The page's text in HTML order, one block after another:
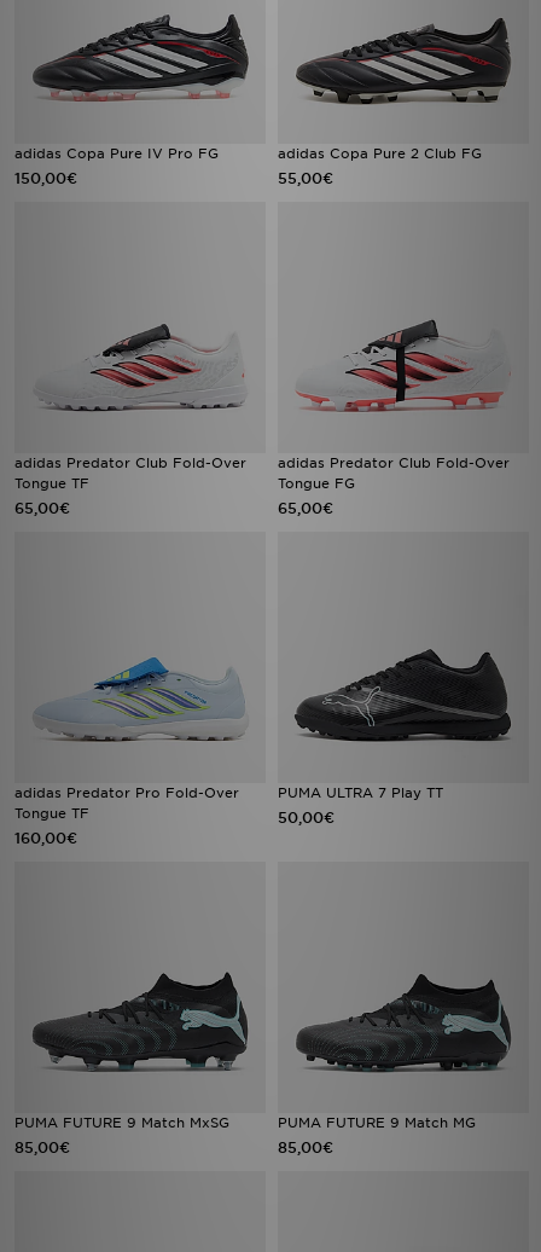
adidas Copa Pure IV Pro FG
150,00€
adidas Copa Pure 2 Club FG
55,00€
adidas Predator Club Fold-Over
Tongue TF
65,00€
adidas Predator Club Fold-Over
Tongue FG
65,00€
adidas Predator Pro Fold-Over
Tongue TF
160,00€
PUMA ULTRA 7 Play TT
50,00€
PUMA FUTURE 9 Match MxSG
85,00€
PUMA FUTURE 9 Match MG
85,00€